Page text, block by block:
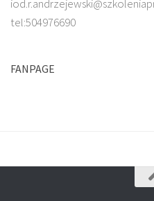
tel:504976690
FANPAGE